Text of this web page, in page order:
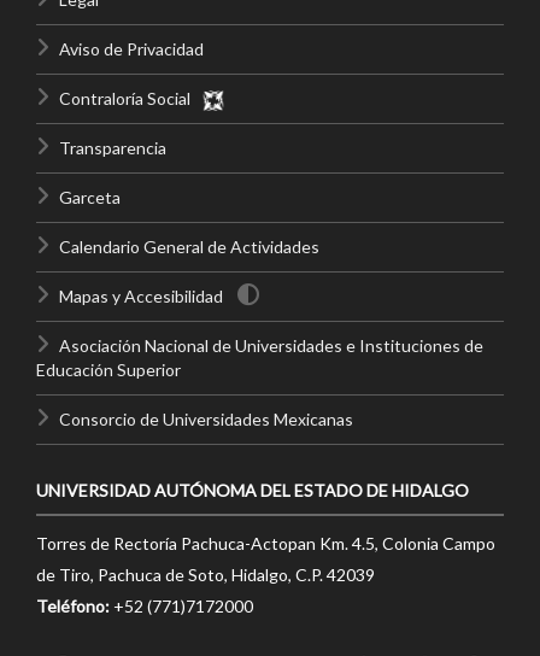
Aviso de Privacidad
Contraloría Social
Transparencia
Garceta
Calendario General de Actividades
Mapas y Accesibilidad
Asociación Nacional de Universidades e Instituciones de
Educación Superior
Consorcio de Universidades Mexicanas
UNIVERSIDAD AUTÓNOMA DEL ESTADO DE HIDALGO
Torres de Rectoría Pachuca-Actopan Km. 4.5, Colonia Campo
de Tiro, Pachuca de Soto, Hidalgo, C.P. 42039
Teléfono: +52 (771)7172000